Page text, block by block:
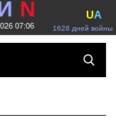
N
07:06 1628 дней войны
UA